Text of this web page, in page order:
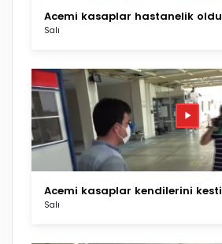
Acemi kasaplar hastanelik oldu
Salı
Acemi kasaplar kendilerini kesti
Salı